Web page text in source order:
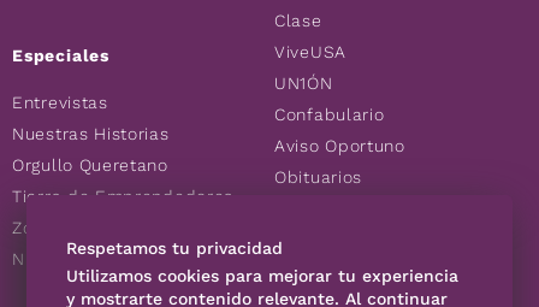
Especiales
Entrevistas
Nuestras Historias
Orgullo Queretano
Tierra de Emprendedores
Zoociales
Nuevos Queretanos
Clase
ViveUSA
UN1ÓN
Confabulario
Aviso Oportuno
Obituarios
Consultas
Respetamos tu privacidad
Utilizamos cookies para mejorar tu experiencia
y mostrarte contenido relevante. Al continuar